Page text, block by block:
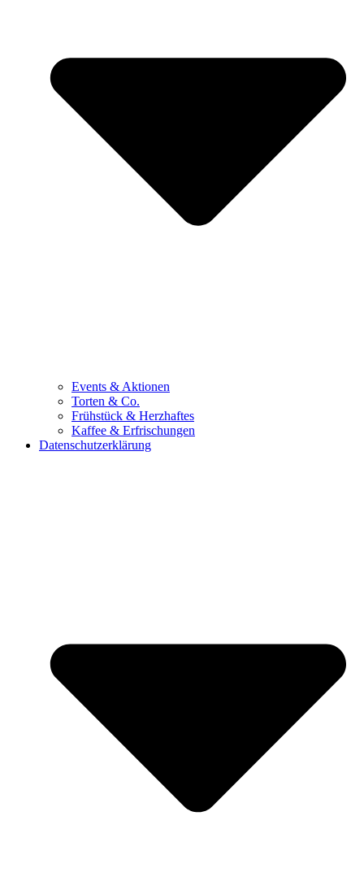
Events & Aktionen
Torten & Co.
Frühstück & Herzhaftes
Kaffee & Erfrischungen
Datenschutzerklärung